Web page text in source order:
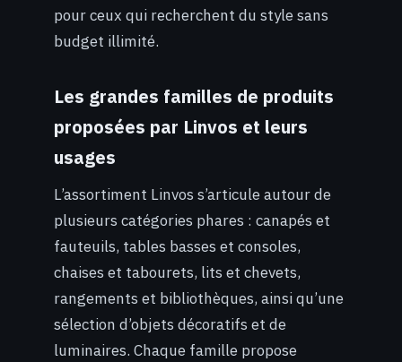
pour ceux qui recherchent du style sans
budget illimité.
Les grandes familles de produits
proposées par Linvos et leurs
usages
L’assortiment Linvos s’articule autour de
plusieurs catégories phares : canapés et
fauteuils, tables basses et consoles,
chaises et tabourets, lits et chevets,
rangements et bibliothèques, ainsi qu’une
sélection d’objets décoratifs et de
luminaires. Chaque famille propose